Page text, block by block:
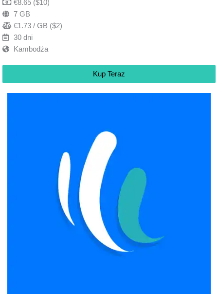
€8.65 ($10)
7 GB
€1.73 / GB ($2)
30 dni
Kambodża
Kup Teraz